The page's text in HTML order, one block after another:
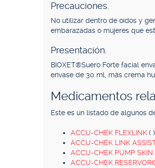
Precauciones.
No utilizar dentro de oídos y
embarazadas o mujeres que
Presentación.
BIOXET®Suero Forte facial
envase de 30 ml, más crema
Medicamentos
Este es un listado de algunos
ACCU-CHEK FLEXLINK ( )
ACCU-CHEK LINK
ACCU-CHEK PUMP SKIN
ACCU-CHEK